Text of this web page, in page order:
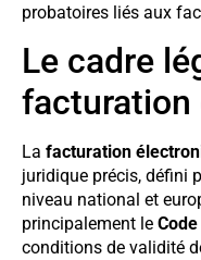
probatoires liés aux
Le cadre
facturation
La facturation
juridique précis, défini
niveau national et
principalement le
conditions de validité